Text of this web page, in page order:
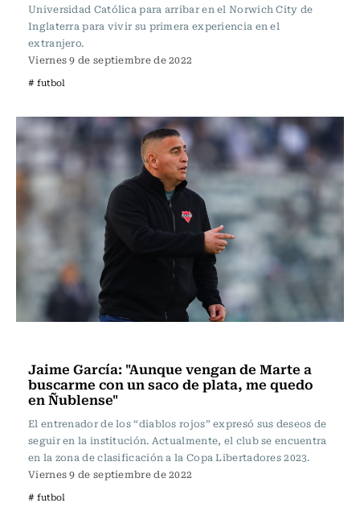
Universidad Católica para arribar en el Norwich City de
Inglaterra para vivir su primera experiencia en el
extranjero.
Viernes 9 de septiembre de 2022
# futbol
Jaime García: "Aunque vengan de Marte a
buscarme con un saco de plata, me quedo
en Ñublense"
El entrenador de los “diablos rojos” expresó sus deseos de
seguir en la institución. Actualmente, el club se encuentra
en la zona de clasificación a la Copa Libertadores 2023.
Viernes 9 de septiembre de 2022
# futbol